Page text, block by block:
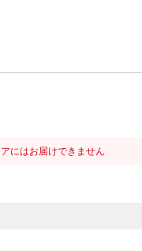
にはお届けできません